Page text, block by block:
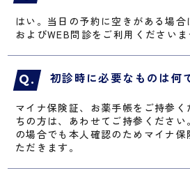
はい。当日の予約に空きがある場合
およびWEB問診をご利用くださいま
初診時に必要なものは何
マイナ保険証、お薬手帳をご持参
ちの方は、あわせてご持参くださ
の場合でも本人確認のためマイナ
ただきます。